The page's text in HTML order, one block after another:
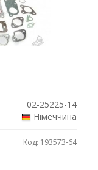
02-25225-14
Німеччина
Код: 193573-64